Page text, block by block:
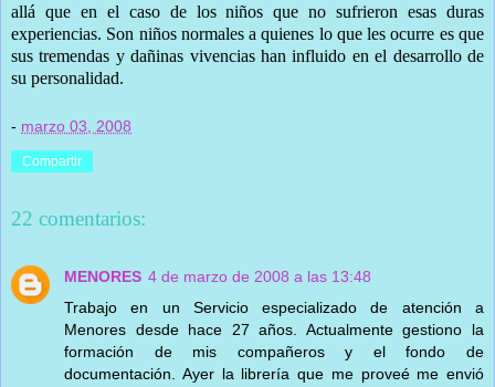
allá que en el caso de los niños que no sufrieron esas duras
experiencias. Son niños normales a quienes lo que les ocurre es que
sus tremendas y dañinas vivencias han influido en el desarrollo de
su personalidad.
- marzo 03, 2008
Compartir
22 comentarios:
MENORES 4 de marzo de 2008 a las 13:48
Trabajo en un Servicio especializado de atención a
Menores desde hace 27 años. Actualmente gestiono la
formación de mis compañeros y el fondo de
documentación. Ayer la librería que me proveé me envió